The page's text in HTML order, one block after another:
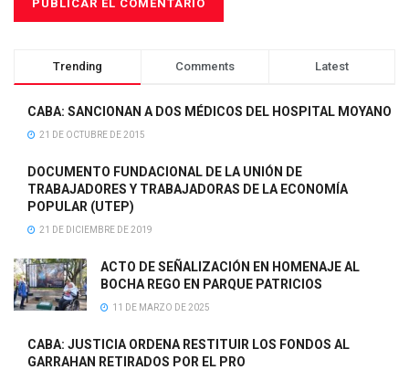
Trending Comments Latest
CABA: SANCIONAN A DOS MÉDICOS DEL HOSPITAL MOYANO
21 DE OCTUBRE DE 2015
DOCUMENTO FUNDACIONAL DE LA UNIÓN DE
TRABAJADORES Y TRABAJADORAS DE LA ECONOMÍA
POPULAR (UTEP)
21 DE DICIEMBRE DE 2019
ACTO DE SEÑALIZACIÓN EN HOMENAJE AL
BOCHA REGO EN PARQUE PATRICIOS
11 DE MARZO DE 2025
CABA: JUSTICIA ORDENA RESTITUIR LOS FONDOS AL
GARRAHAN RETIRADOS POR EL PRO